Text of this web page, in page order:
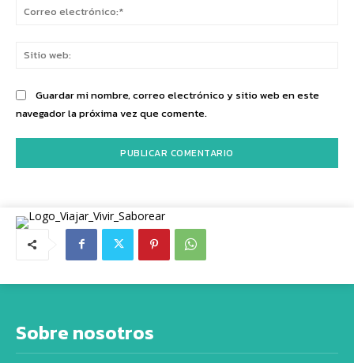
Guardar mi nombre, correo electrónico y sitio web en este
navegador la próxima vez que comente.
Sobre nosotros